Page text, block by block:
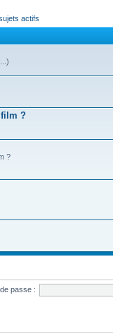
actifs
film ?
?
passe :